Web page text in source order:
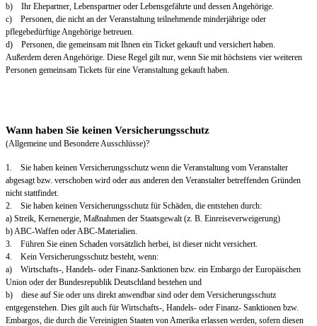
b) Ihr Ehepartner, Lebenspartner oder Lebensgefährte und dessen Angehörige.
c) Personen, die nicht an der Veranstaltung teilnehmende minderjährige oder
pflegebedürftige Angehörige betreuen.
d) Personen, die gemeinsam mit Ihnen ein Ticket gekauft und versichert haben.
Außerdem deren Angehörige. Diese Regel gilt nur, wenn Sie mit höchstens vier weiteren
Personen gemeinsam Tickets für eine Veranstaltung gekauft haben.
Wann haben Sie keinen Versicherungsschutz
(Allgemeine und Besondere Ausschlüsse)?
1. Sie haben keinen Versicherungsschutz wenn die Veranstaltung vom Veranstalter
abgesagt bzw. verschoben wird oder aus anderen den Veranstalter betreffenden Gründen
nicht stattfindet.
2. Sie haben keinen Versicherungsschutz für Schäden, die entstehen durch:
a) Streik, Kernenergie, Maßnahmen der Staatsgewalt (z. B. Einreiseverweigerung)
b) ABC-Waffen oder ABC-Materialien.
3. Führen Sie einen Schaden vorsätzlich herbei, ist dieser nicht versichert.
4. Kein Versicherungsschutz besteht, wenn:
a) Wirtschafts-, Handels- oder Finanz-Sanktionen bzw. ein Embargo der Europäischen
Union oder der Bundesrepublik Deutschland bestehen und
b) diese auf Sie oder uns direkt anwendbar sind oder dem Versicherungsschutz
entgegenstehen. Dies gilt auch für Wirtschafts-, Handels- oder Finanz- Sanktionen bzw.
Embargos, die durch die Vereinigten Staaten von Amerika erlassen werden, sofern diesen